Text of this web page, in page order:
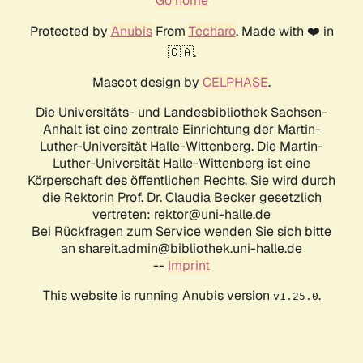
Protected by AnubisFrom Techaro. Made with ❤️ in
🇨🇦.
Mascot design by CELPHASE.
Die Universitäts- und Landesbibliothek Sachsen-
Anhalt ist eine zentrale Einrichtung der Martin-
Luther-Universität Halle-Wittenberg. Die Martin-
Luther-Universität Halle-Wittenberg ist eine
Körperschaft des öffentlichen Rechts. Sie wird durch
die Rektorin Prof. Dr. Claudia Becker gesetzlich
vertreten: rektor@uni-halle.de
Bei Rückfragen zum Service wenden Sie sich bitte
an shareit.admin@bibliothek.uni-halle.de
-- Imprint
This website is running Anubis version v1.25.0.